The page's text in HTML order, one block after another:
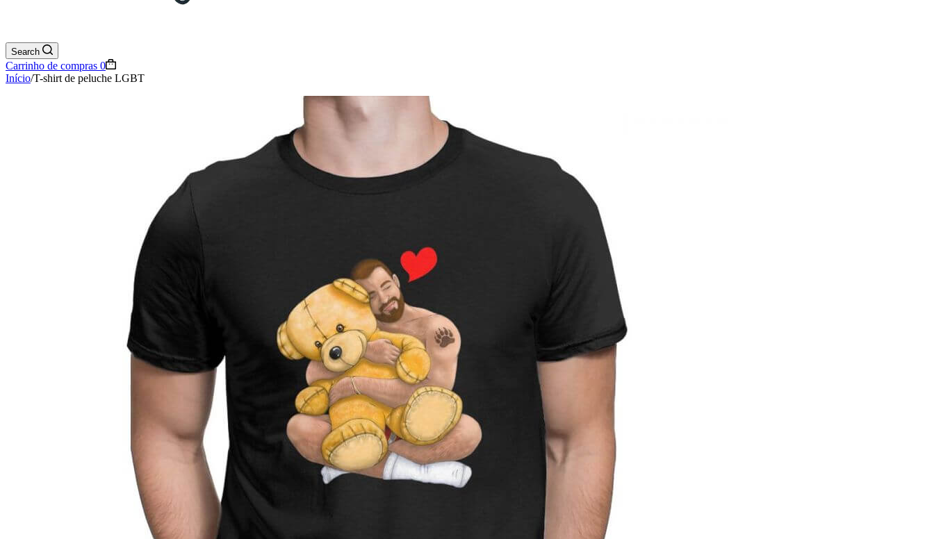
Search
Carrinho de compras 0
Início/T-shirt de peluche LGBT